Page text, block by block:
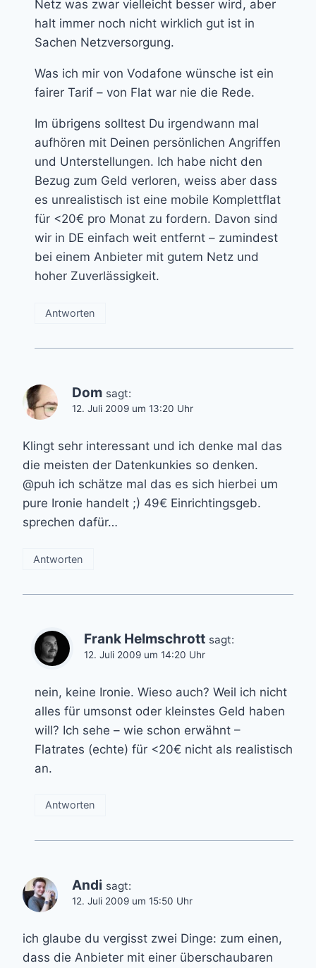
Netz was zwar vielleicht besser wird, aber
halt immer noch nicht wirklich gut ist in
Sachen Netzversorgung.
Was ich mir von Vodafone wünsche ist ein
fairer Tarif – von Flat war nie die Rede.
Im übrigens solltest Du irgendwann mal
aufhören mit Deinen persönlichen Angriffen
und Unterstellungen. Ich habe nicht den
Bezug zum Geld verloren, weiss aber dass
es unrealistisch ist eine mobile Komplettflat
für <20€ pro Monat zu fordern. Davon sind
wir in DE einfach weit entfernt – zumindest
bei einem Anbieter mit gutem Netz und
hoher Zuverlässigkeit.
Antworten
Dom sagt:
12. Juli 2009 um 13:20 Uhr
Klingt sehr interessant und ich denke mal das
die meisten der Datenkunkies so denken.
@puh ich schätze mal das es sich hierbei um
pure Ironie handelt ;) 49€ Einrichtingsgeb.
sprechen dafür…
Antworten
Frank Helmschrott sagt:
12. Juli 2009 um 14:20 Uhr
nein, keine Ironie. Wieso auch? Weil ich nicht
alles für umsonst oder kleinstes Geld haben
will? Ich sehe – wie schon erwähnt –
Flatrates (echte) für <20€ nicht als realistisch
an.
Antworten
Andi sagt:
12. Juli 2009 um 15:50 Uhr
ich glaube du vergisst zwei Dinge: zum einen,
dass die Anbieter mit einer überschaubaren